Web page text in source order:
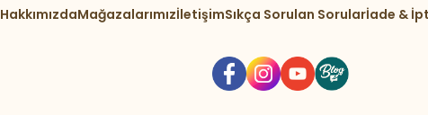
HakkımızdaMağazalarımızİletişimSıkça Sorulan Sorularİade &